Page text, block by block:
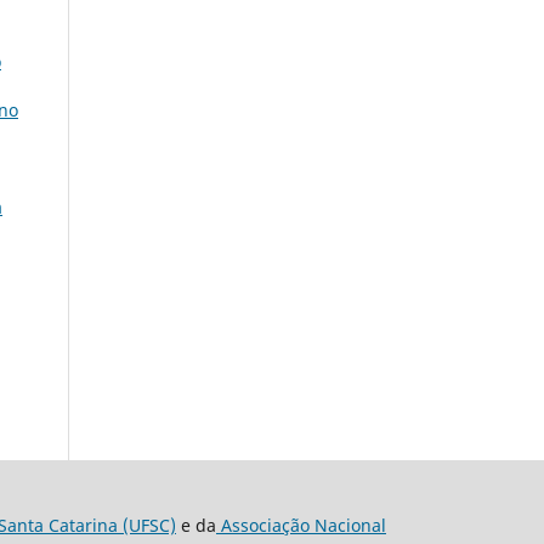
Catarina (UFSC) e da Associação Nacional